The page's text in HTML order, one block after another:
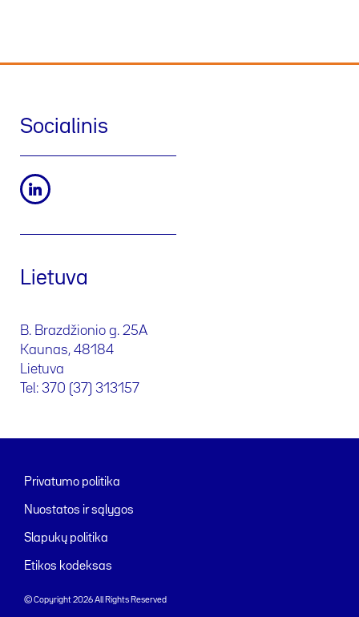
Socialinis
Lietuva
B. Brazdžionio g. 25A
Kaunas, 48184
Lietuva
Tel: 370 (37) 313157
Privatumo politika
Nuostatos ir sąlygos
Slapukų politika
Etikos kodeksas
© Copyright 2026 All Rights Reserved